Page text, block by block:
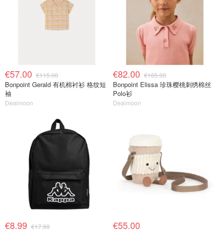
€57.00 €115.00
Bonpoint Gerald 有机棉衬衫 格纹短
袖
Dealmoon
€82.00 €165.00
Bonpoint Elissa 珍珠樱桃刺绣棉丝
Polo衫
Dealmoon
€8.99 €17.99 €55.00